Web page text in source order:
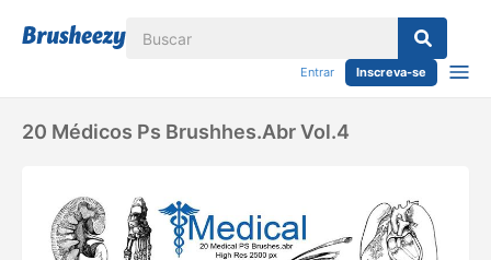
Entrar Inscreva-se
20 Médicos Ps Brushhes.abr Vol.4